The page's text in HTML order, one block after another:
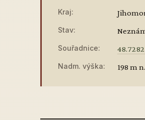
Kraj:
Stav:
Souřadnice:
Nadm. výška: 198 m